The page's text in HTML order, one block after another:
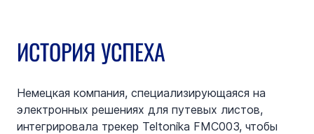
ИСТОРИЯ УСПЕХА
Немецкая компания, специализирующаяся на
электронных решениях для путевых листов,
интегрировала трекер Teltonika FMC003, чтобы